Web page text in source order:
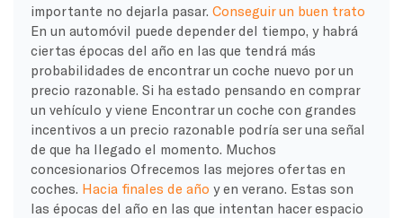
importante no dejarla pasar. Conseguir un buen trato
En un automóvil puede depender del tiempo, y habrá
ciertas épocas del año en las que tendrá más
probabilidades de encontrar un coche nuevo por un
precio razonable. Si ha estado pensando en comprar
un vehículo y viene Encontrar un coche con grandes
incentivos a un precio razonable podría ser una señal
de que ha llegado el momento. Muchos
concesionarios Ofrecemos las mejores ofertas en
coches. Hacia finales de año y en verano. Estas son
las épocas del año en las que intentan hacer espacio